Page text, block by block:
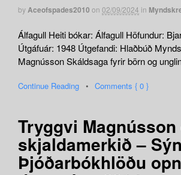
byAceofspades2010 on 02/09/2024 in
Álfagull Heiti bókar: Álfagull Höfundur:
Útgáfuár: 1948 Útgefandi: Hlaðbúð
Magnússon Skáldsaga fyrir börn og
Continue Reading • Comments { 0 }
Tryggvi Magnússon
skjaldamerkið –
Þjóðarbókhlöðu